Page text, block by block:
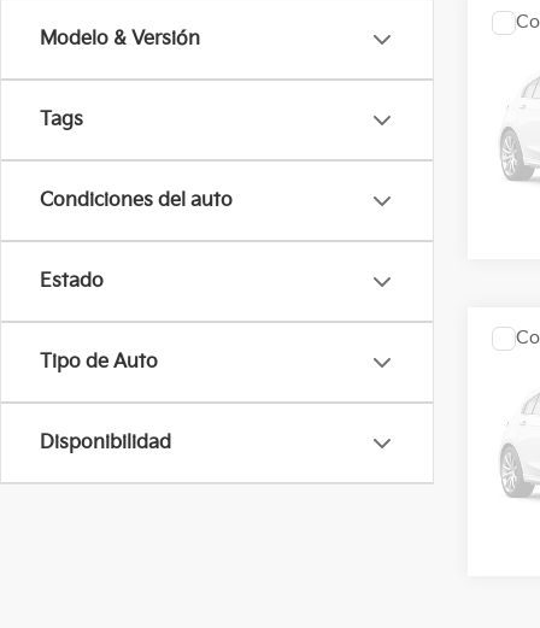
Modelo & Versión
Tags
Condiciones del auto
Estado
Tipo de Auto
Disponibilidad
KIA
VIN:
KIA
VIN: